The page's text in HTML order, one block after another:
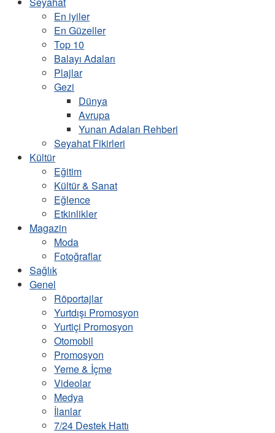
En iyiler
En Güzeller
Top 10
Balayı Adaları
Plajlar
Gezi
Dünya
Avrupa
Yunan Adaları Rehberi
Seyahat Fikirleri
Kültür
Eğitim
Kültür & Sanat
Eğlence
Etkinlikler
Magazin
Moda
Fotoğraflar
Sağlık
Genel
Röportajlar
Yurtdışı Promosyon
Yurtiçi Promosyon
Otomobil
Promosyon
Yeme & İçme
Videolar
Medya
İlanlar
7/24 Destek Hattı